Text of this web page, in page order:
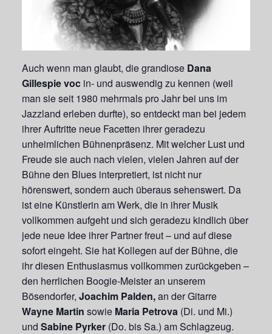
Auch wenn man glaubt, die grandiose Dana
Gillespie voc in- und auswendig zu kennen (weil
man sie seit 1980 mehrmals pro Jahr bei uns im
Jazzland erleben durfte), so entdeckt man bei jedem
ihrer Auftritte neue Facetten ihrer geradezu
unheimlichen Bühnenpräsenz. Mit welcher Lust und
Freude sie auch nach vielen, vielen Jahren auf der
Bühne den Blues interpretiert, ist nicht nur
hörenswert, sondern auch überaus sehenswert. Da
ist eine Künstlerin am Werk, die in ihrer Musik
vollkommen aufgeht und sich geradezu kindlich über
jede neue Idee ihrer Partner freut – und auf diese
sofort eingeht. Sie hat Kollegen auf der Bühne, die
ihr diesen Enthusiasmus vollkommen zurückgeben –
den herrlichen Boogie-Meister an unserem
Bösendorfer, Joachim Palden,an der Gitarre
Wayne Martin sowie Maria Petrova (Di. und Mi.)
und Sabine Pyrker (Do. bis Sa.) am Schlagzeug.